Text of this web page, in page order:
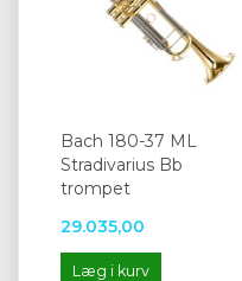
Bach 180-37 ML
Stradivarius Bb
trompet
29.035,00
Læg i kurv